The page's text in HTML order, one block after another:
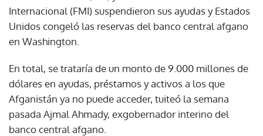
Internacional (FMI) suspendieron sus ayudas y Estados
Unidos congeló las reservas del banco central afgano
en Washington.
En total, se trataría de un monto de 9.000 millones de
dólares en ayudas, préstamos y activos a los que
Afganistán ya no puede acceder, tuiteó la semana
pasada Ajmal Ahmady, exgobernador interino del
banco central afgano.